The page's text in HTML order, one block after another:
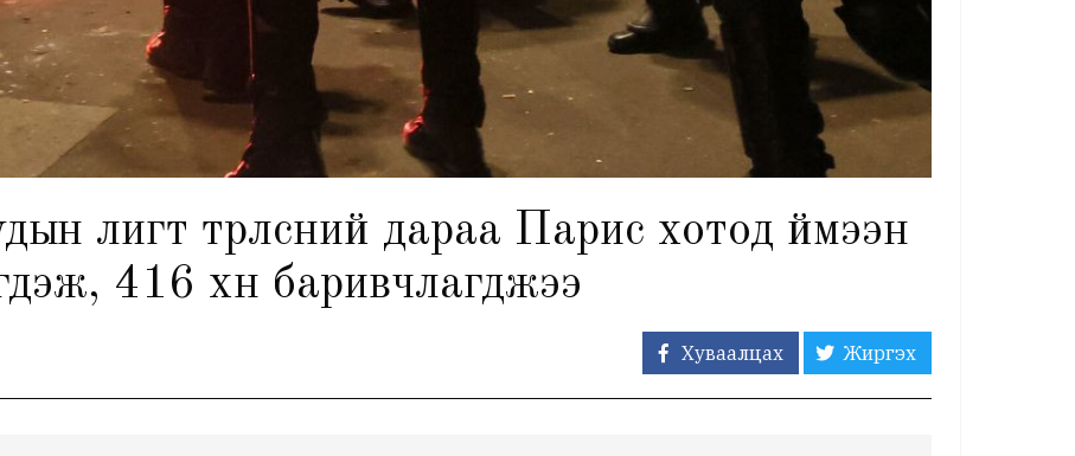
лигт түрүүлсний дараа Парис хотод үймээн
416 хүн баривчлагджээ
Хуваалцах Жиргэх